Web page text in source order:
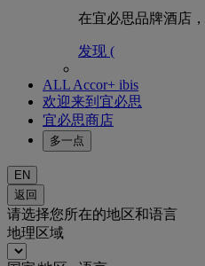
在宜必思品牌酒店，
发现 (
ALL Accor+ ibis
欢迎来到宜必思
宜必思商店
多一点
EN
返回
请选择您所在的地区和语言
地理区域